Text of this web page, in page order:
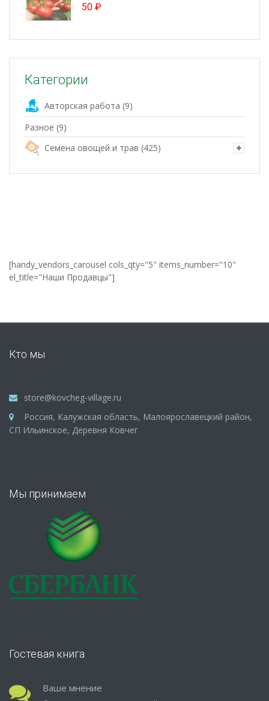
50 ₽
Категории
Авторская работа (9)
Разное (9)
Семена овощей и трав (425)
[handy_vendors_carousel cols_qty="5" items_number="10"
el_title="Наши Продавцы"]
Кто мы
store@kovcheg-village.ru
Россия, Калужская область, Малоярославецкий район,
СП Ильинское, Деревня Ковчег
Мы принимаем
Гостевая книга
Ваше мнение